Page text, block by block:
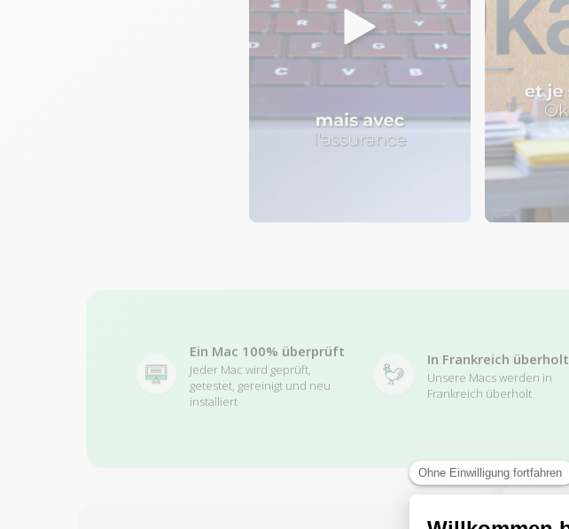
Ein Mac 100% überprüft
Jeder Mac wird geprüft,
getestet, gereinigt und neu
installiert
In Frankreich überholt
Unsere Macs werden in
Frankreich überholt